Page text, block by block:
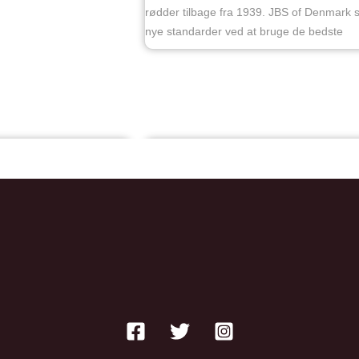
rødder tilbage fra 1939. JBS of Denmark
nye standarder ved at bruge de bedste